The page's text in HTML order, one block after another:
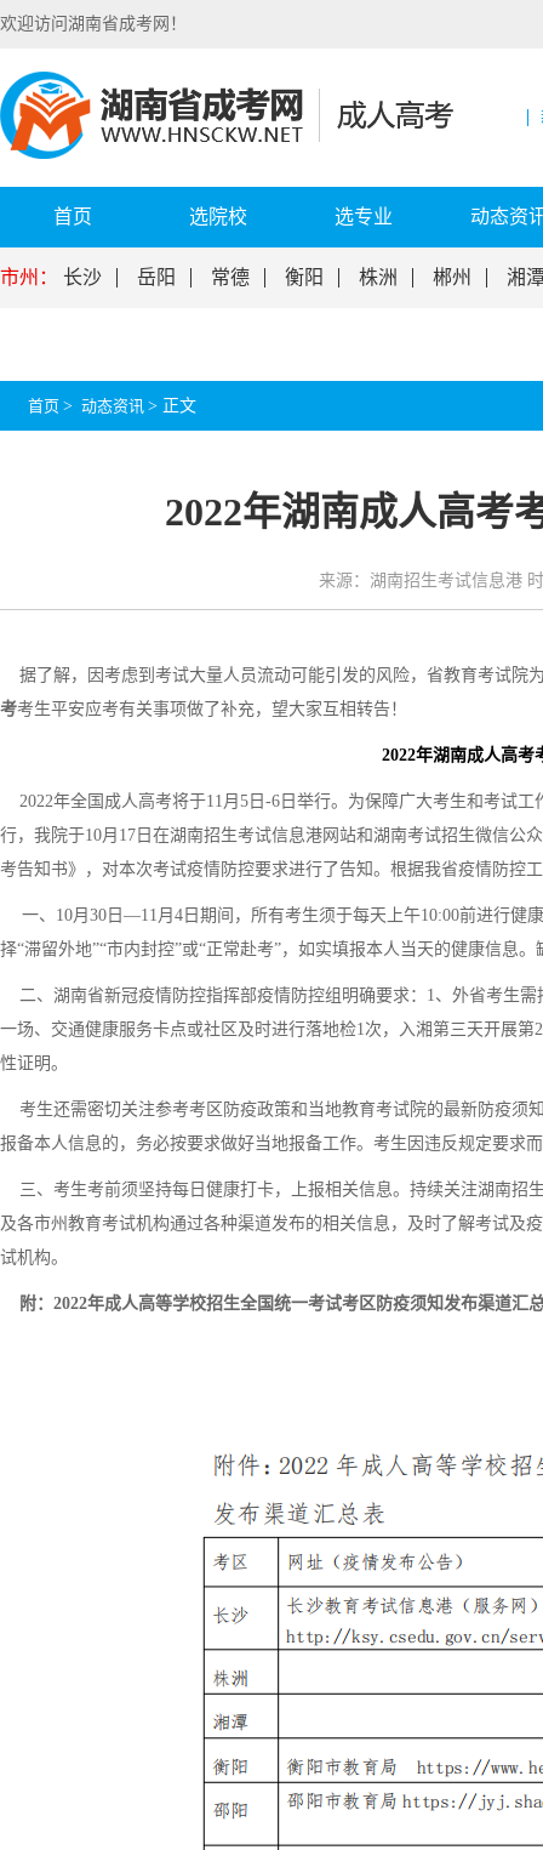
欢迎访问湖南省成考网！
首页 选院校 选专业 动态资
市州： 长沙 岳阳 常德 衡阳 株洲 郴州 湘
首页 > 动态资讯 > 正文
2022年湖南成人高考
来源：湖南招生考试信息港
据了解，因考虑到考试大量人员流动可能引发的风险，省教育考试院
考考生平安应考有关事项做了补充，望大家互相转告！
2022年湖南成人高考
2022年全国成人高考将于11月5日-6日举行。为保障广大考生和考试
行，我院于10月17日在湖南招生考试信息港网站和湖南考试招生微信公
考告知书》，对本次考试疫情防控要求进行了告知。根据我省疫情防控
一、10月30日—11月4日期间，所有考生须于每天上午10:00前进行健
择“滞留外地”“市内封控”或“正常赴考”，如实填报本人当天的健康信息
二、湖南省新冠疫情防控指挥部疫情防控组明确要求：1、外省考生
一场、交通健康服务卡点或社区及时进行落地检1次，入湘第三天开展
性证明。
考生还需密切关注参考考区防疫政策和当地教育考试院的最新防疫须
报备本人信息的，务必按要求做好当地报备工作。考生因违反规定要求
三、考生考前须坚持每日健康打卡，上报相关信息。持续关注湖南招
及各市州教育考试机构通过各种渠道发布的相关信息，及时了解考试及
试机构。
附：2022年成人高等学校招生全国统一考试考区防疫须知发布渠道汇